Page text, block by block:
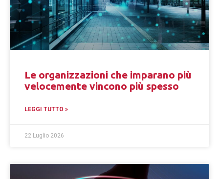
Le organizzazioni che imparano più
velocemente vincono più spesso
LEGGI TUTTO »
22 Luglio 2026